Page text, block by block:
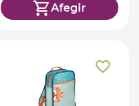
Afegir